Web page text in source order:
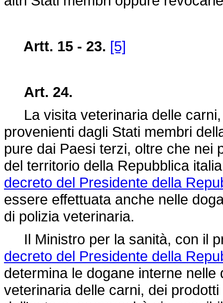
Artt. 15 - 23. [5]
Art. 24.
La visita veterinaria delle carni,
provenienti dagli Stati membri
pure dai Paesi terzi, oltre che nei
del territorio della Repubblica
decreto del Presidente della
essere effettuata anche nelle
di polizia veterinaria.
Il Ministro per la sanità, con il
decreto del Presidente della
determina le dogane interne
veterinaria delle carni, dei